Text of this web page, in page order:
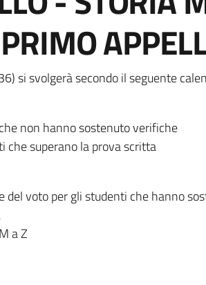
si svolgerà secondo il seguente
non hanno sostenuto verifiche
che superano la prova scritta
del voto per gli studenti che hanno
a Z